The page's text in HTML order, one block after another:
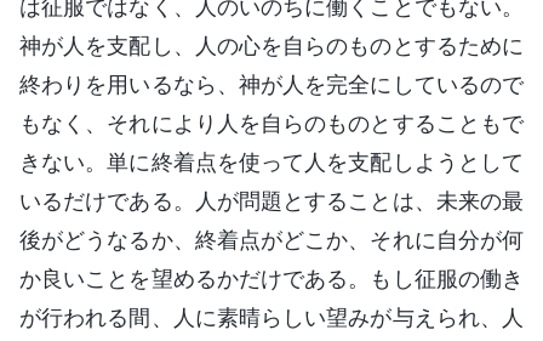
は征服ではなく、人のいのちに働くことでもない。
神が人を支配し、人の心を自らのものとするために
終わりを用いるなら、神が人を完全にしているので
もなく、それにより人を自らのものとすることもで
きない。単に終着点を使って人を支配しようとして
いるだけである。人が問題とすることは、未来の最
後がどうなるか、終着点がどこか、それに自分が何
か良いことを望めるかだけである。もし征服の働き
が行われる間、人に素晴らしい望みが与えられ、人